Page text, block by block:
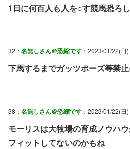
1日に何百人も人を○す競馬恐ろ
32： 名無しさん＠恐縮です ：2023/01/22(日
下馬するまでガッツポーズ等禁
38： 名無しさん＠恐縮です ：2023/01/22(日
モーリスは大牧場の育成ノウハ
フィットしてないのかもね